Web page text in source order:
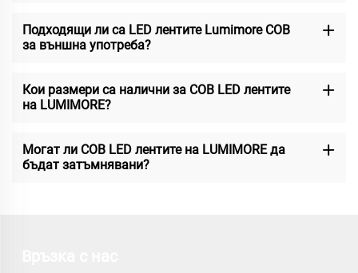
Подходящи ли са LED лентите Lumimore COB
за външна употреба?
Кои размери са налични за COB LED лентите
на LUMIMORE?
Могат ли COB LED лентите на LUMIMORE да
бъдат затъмнявани?